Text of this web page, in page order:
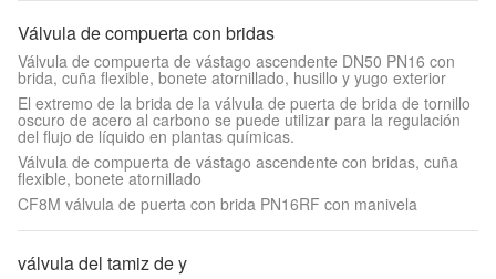
Válvula de compuerta con bridas
Válvula de compuerta de vástago ascendente DN50 PN16 con
brida, cuña flexible, bonete atornillado, husillo y yugo exterior
El extremo de la brida de la válvula de puerta de brida de tornillo
oscuro de acero al carbono se puede utilizar para la regulación
del flujo de líquido en plantas químicas.
Válvula de compuerta de vástago ascendente con bridas, cuña
flexible, bonete atornillado
CF8M válvula de puerta con brida PN16RF con manivela
válvula del tamiz de y